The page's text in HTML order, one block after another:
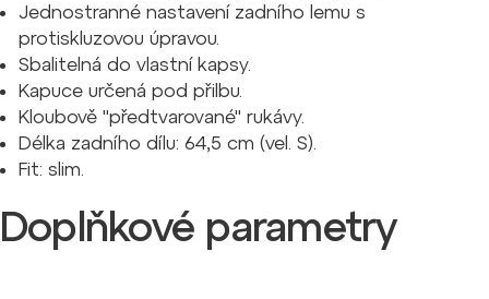
Jednostranné nastavení zadního lemu s
protiskluzovou úpravou.
Sbalitelná do vlastní kapsy.
Kapuce určená pod přilbu.
Kloubově "předtvarované" rukávy.
Délka zadního dílu: 64,5 cm (vel. S).
Fit: slim.
Doplňkové parametry